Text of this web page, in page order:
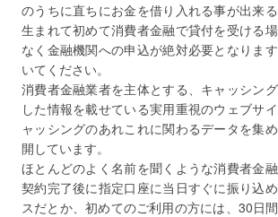
のうちに直ちにお金を借り入れる事が出来る
生まれて初めて消費者金融で貸付を受ける
なく金融機関への申込が絶対必要となりま
いてください。
消費者金融業者を主体とする、キャッシン
した情報を載せている実用重視のウェブサ
ャッシングのあれこれに関わるデータを集
開しています。
ほとんどのよく名前を聞くような消費者金
契約完了後に指定口座に当日すぐに振り込
スだとか、初めてのご利用の方には、30日